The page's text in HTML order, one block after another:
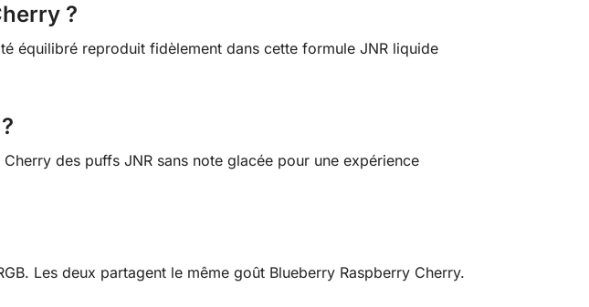
?
équilibré reproduit fidèlement dans cette formule JNR liquide
des puffs JNR sans note glacée pour une expérience
Les deux partagent le même goût Blueberry Raspberry Cherry.